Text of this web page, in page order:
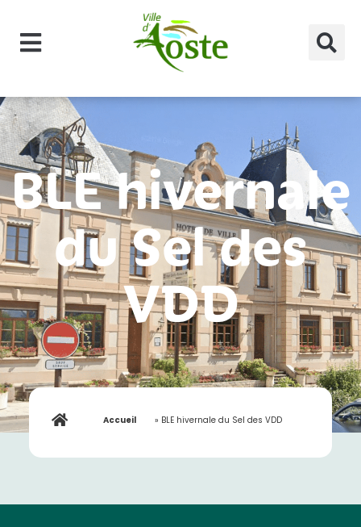
BLE hivernale
du Sel des
VDD
Accueil » BLE hivernale du Sel des VDD